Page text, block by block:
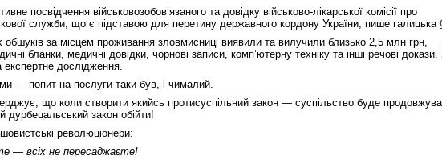
посвідчення військовозобов’язаного та довідку військово-лікарської комісії про
служби, що є підставою для перетину державного кордону України, пише галицька
обшуків за місцем проживання зловмисниці виявили та вилучили близько 2,5 млн грн,
бланки, медичні довідки, чорнові записи, комп’ютерну техніку та інші речові докази.
дослідження.
— попит на послуги таки був, і чималий.
що коли створити якийсь протисуспільний закон — суспільство буде
дурбецальський закон обійти!
революціонери:
— всіх не пересаджаєте!